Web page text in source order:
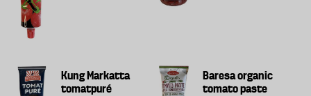
Kung Markatta
tomatpuré
Baresa organic
tomato paste